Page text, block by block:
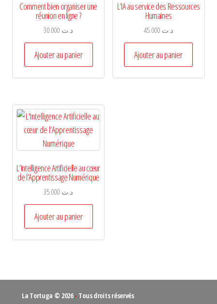
Comment bien organiser une
réunion en ligne ?
30.000 د.ت
Ajouter au panier
L’IA au service des Ressources
Humaines
45.000 د.ت
Ajouter au panier
L’Intelligence Artificielle au cœur
de l’Apprentissage Numérique
35.000 د.ت
Ajouter au panier
La Tortuga © 2026- Tous droits réservés